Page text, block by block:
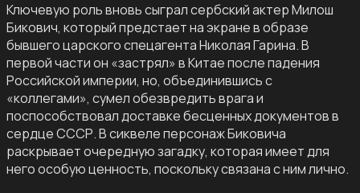
Ключевую роль вновь сыграл сербский актер Милош
Бикович, который предстает на экране в образе
бывшего царского спецагента Николая Гарина. В
первой части он «застрял» в Китае после падения
Российской империи, но, объединившись с
«коллегами», сумел обезвредить врага и
поспособствовал доставке бесценных документов в
сердце СССР. В сиквеле персонаж Биковича
раскрывает очередную загадку, которая имеет для
него особую ценность, поскольку связана с ним лично.